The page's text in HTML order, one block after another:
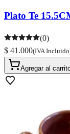
Plato Te
(0)
$ 41.000(IVA
Agregar al